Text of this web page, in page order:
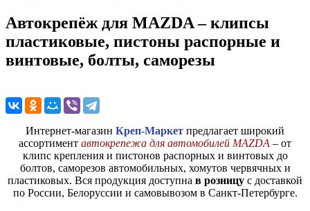
Автокрепёж для MAZDA – клипсы
пластиковые, пистоны распорные и
винтовые, болты, саморезы
Интернет-магазин Креп-Маркет предлагает широкий
ассортимент автокрепежа для автомобилей MAZDA – от
клипс крепления и пистонов распорных и винтовых до
болтов, саморезов автомобильных, хомутов червячных и
пластиковых. Вся продукция доступна в розницу с доставкой
по России, Белоруссии и самовывозом в Санкт-Петербурге.